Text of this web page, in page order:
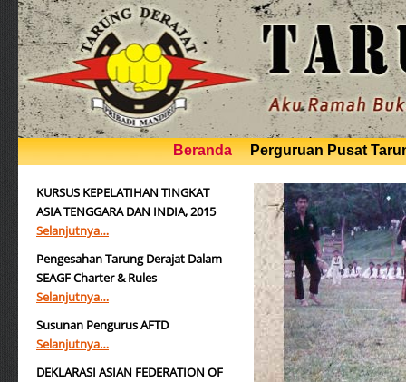
Beranda Perguruan Pusat
KURSUS KEPELATIHAN TINGKAT
ASIA TENGGARA DAN INDIA, 2015
Selanjutnya…
Pengesahan Tarung Derajat Dalam
SEAGF Charter & Rules
Selanjutnya…
Susunan Pengurus AFTD
Selanjutnya…
DEKLARASI ASIAN FEDERATION OF